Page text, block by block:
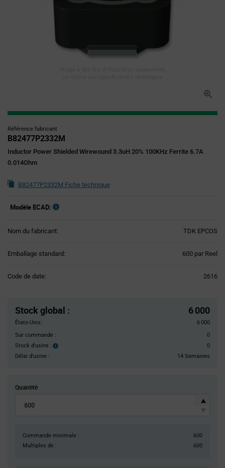
Référence fabricant
B82477P2332M
Inductor Power Shielded Wirewound 3.3uH 20% 100KHz Ferrite 6.7A
0.014Ohm
B82477P2332M Fiche technique
Modèle ECAD:
Nom du fabricant: TDK EPCOS
Emballage standard: 600 par Reel
Code de date: 2616
Stock global : 6 000
États-Unis:
6 000
Sur commande :
0
Stock d'usine :
Stock
0
Délai d'usine :
14 Semaines
Quantité
Commande minimale :
600
Multiples de :
600